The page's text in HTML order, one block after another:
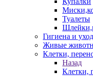
Туалеты
Гигиена и
Живые
Клетки,
Назад
Клетки,